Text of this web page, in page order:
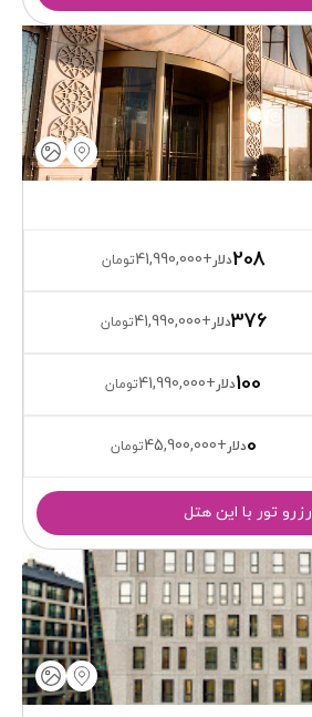
208دلار+
41,990,000تومان
376دلار+
41,990,000تومان
100دلار+
41,990,000تومان
0دلار+
45,900,000تومان
رزرو تور با این هتل